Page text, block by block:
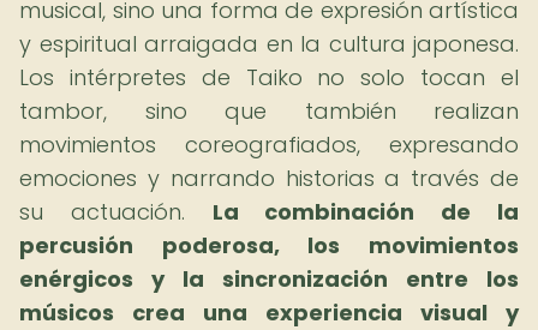
musical, sino una forma de expresión artística
y espiritual arraigada en la cultura japonesa.
Los intérpretes de Taiko no solo tocan el
tambor, sino que también realizan
movimientos coreografiados, expresando
emociones y narrando historias a través de
su actuación. La combinación de la
percusión poderosa, los movimientos
enérgicos y la sincronización entre los
músicos crea una experiencia visual y